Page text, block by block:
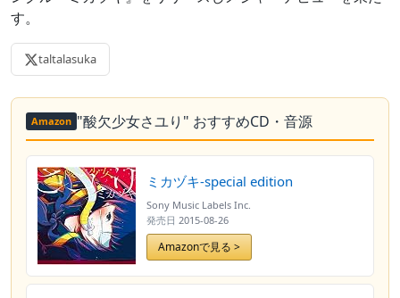
す。
taltalasuka
Amazon "酸欠少女さユり" おすすめCD・音源
ミカヅキ-special edition
Sony Music Labels Inc.
発売日 2015-08-26
Amazonで見る >